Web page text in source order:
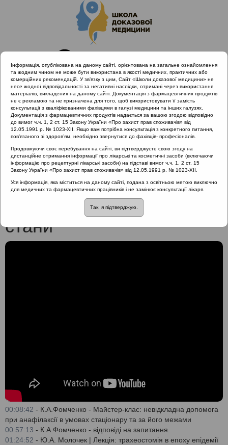
Головна
Проведені заходи
ALLERG.ENT | Алергія & вірусні інфекції дихальних шляхів
умовах пандемії COVID-19
ALLERG.ENT - DAY 3 | Алергія і невідкладні стани
ALLERG.ENT - DAY 3 |
Алергія і невідкладні
стани
00:08:42 - К.А.Фомченко - Майстер-клас: невідкладна допомога
при анафілаксії в умовах стаціонару та за його межами
00:57:13 - К.А.Фомченко - відповіді на запитання.
01:24:52 - Ю.А. Молочек | Лекція: трахеостомія в епоху епідемії
Інформація, опублікована на даному сайті, орієнтована на загальне ознайомлення
та жодним чином не може бути використана в якості медичних, практичних або
комерційних рекомендацій. У зв’язку з цим, Сайт «Школи доказової медицини» не
несе жодної відповідальності за негативні наслідки, отримані через використання
матеріалів, викладених на даному сайті. Документація з фармацевтичних продуктів
не є рекламою та не призначена для того, щоб використовувати її замість
консультації з кваліфікованими фахівцями в галузі медицини та інших галузях.
Документація з фармацевтичних продуктів надається за вашою згодою відповідно
до вимог ч.ч. 1, 2 ст. 15 Закону України «Про захист прав споживачів» від
12.05.1991 р. № 1023-XII. Якщо вам потрібна консультація з конкретного питання,
пов’язаного зі здоров’ям, необхідно звернутися до фахівців- професіоналів.
Продовжуючи своє перебування на сайті, ви підтверджуєте свою згоду на
дистанційне отримання інформації про лікарські та косметичні засоби (включаючи
інформацію про рецептурні лікарські засоби) на підставі вимог ч.ч. 1, 2 ст. 15
Закону України «Про захист прав споживачів» від 12.05.1991 р. № 1023-XII.
Уся інформація, яка міститься на даному сайті, подана з освітньою метою виключно
для медичних та фармацевтичних працівників і не замінює консультації лікаря.
Так, я підтверджую.